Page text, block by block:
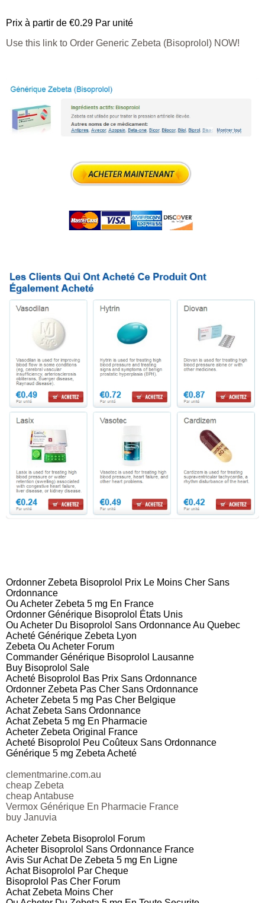
Prix à partir de €0.29 Par unité
Use this link to Order Generic Zebeta (Bisoprolol) NOW!
Ordonner Zebeta Bisoprolol Prix Le Moins Cher Sans
Ordonnance
Ou Acheter Zebeta 5 mg En France
Ordonner Générique Bisoprolol États Unis
Ou Acheter Du Bisoprolol Sans Ordonnance Au Quebec
Acheté Générique Zebeta Lyon
Zebeta Ou Acheter Forum
Commander Générique Bisoprolol Lausanne
Buy Bisoprolol Sale
Acheté Bisoprolol Bas Prix Sans Ordonnance
Ordonner Zebeta Pas Cher Sans Ordonnance
Acheter Zebeta 5 mg Pas Cher Belgique
Achat Zebeta Sans Ordonnance
Achat Zebeta 5 mg En Pharmacie
Acheter Zebeta Original France
Acheté Bisoprolol Peu Coûteux Sans Ordonnance
Générique 5 mg Zebeta Acheté
clementmarine.com.au
cheap Zebeta
cheap Antabuse
Vermox Générique En Pharmacie France
buy Januvia
Acheter Zebeta Bisoprolol Forum
Acheter Bisoprolol Sans Ordonnance France
Avis Sur Achat De Zebeta 5 mg En Ligne
Achat Bisoprolol Par Cheque
Bisoprolol Pas Cher Forum
Achat Zebeta Moins Cher